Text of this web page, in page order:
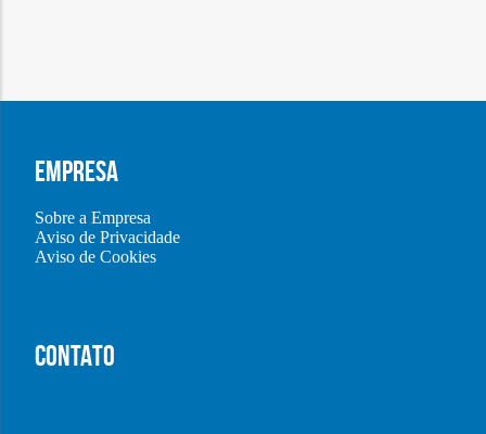
EMPRESA
Sobre a Empresa
Aviso de Privacidade
Aviso de Cookies
CONTATO